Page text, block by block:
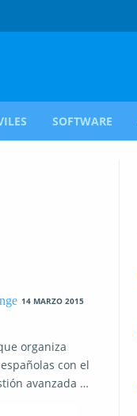
SOFTWARE
14 MARZO 2015
organiza
con el
avanzada …